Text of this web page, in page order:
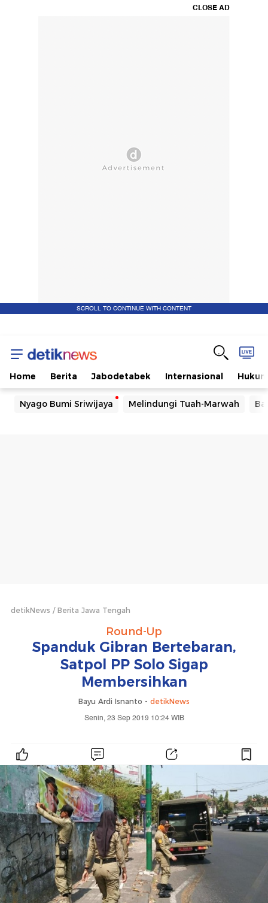
CLOSE AD
SCROLL TO CONTINUE WITH CONTENT
Home Berita Jabodetabek Internasional Hukum
Nyago Bumi Sriwijaya Melindungi Tuah-Marwah
detikNews Berita Jawa Tengah
Round-Up
Spanduk Gibran Bertebaran,
Satpol PP Solo Sigap
Membersihkan
Bayu Ardi Isnanto - detikNews
Senin, 23 Sep 2019 10:24 WIB